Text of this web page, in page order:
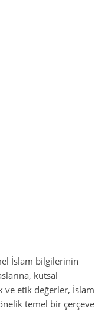
İslam bilgilerinin
kutsal
ve etik değerler, İslam
temel bir çerçeve